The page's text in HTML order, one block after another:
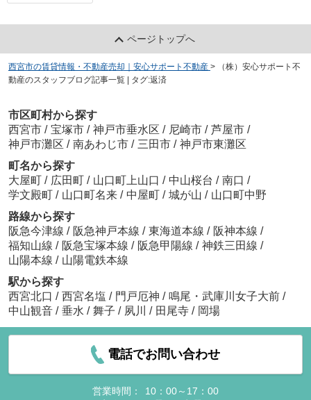
ページトップへ
西宮市の賃貸情報・不動産売却｜安心サポート不動産 >
（株）安心サポート不
動産のスタッフブログ記事一覧 | タグ:返済
市区町村から探す
西宮市 / 宝塚市 / 神戸市垂水区 / 尼崎市 / 芦屋市 /
神戸市灘区 / 南あわじ市 / 三田市 / 神戸市東灘区
町名から探す
大屋町 / 広田町 / 山口町上山口 / 中山桜台 / 南口 /
学文殿町 / 山口町名来 / 中屋町 / 城が山 / 山口町中野
路線から探す
阪急今津線 / 阪急神戸本線 / 東海道本線 / 阪神本線 /
福知山線 / 阪急宝塚本線 / 阪急甲陽線 / 神鉄三田線 /
山陽本線 / 山陽電鉄本線
駅から探す
西宮北口 / 西宮名塩 / 門戸厄神 / 鳴尾・武庫川女子大前 /
中山観音 / 垂水 / 舞子 / 夙川 / 田尾寺 / 岡場
電話でお問い合わせ
営業時間：
10：00～17：00